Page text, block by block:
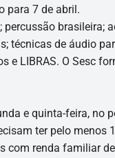
para 7 de abril.
brasileira;
técnicas de áudio
e LIBRAS. O Sesc
e quinta-feira, no
ter pelo menos
com renda familiar